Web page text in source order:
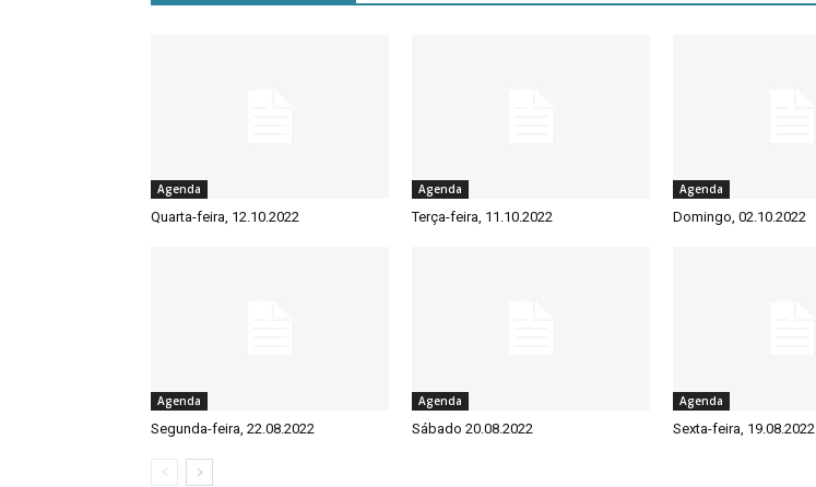
Agenda
Quarta-feira, 12.10.2022
Agenda
Terça-feira, 11.10.2022
Agenda
Domingo, 02.10.2022
Agenda
Segunda-feira, 22.08.2022
Agenda
Sábado 20.08.2022
Agenda
Sexta-feira, 19.08.2022